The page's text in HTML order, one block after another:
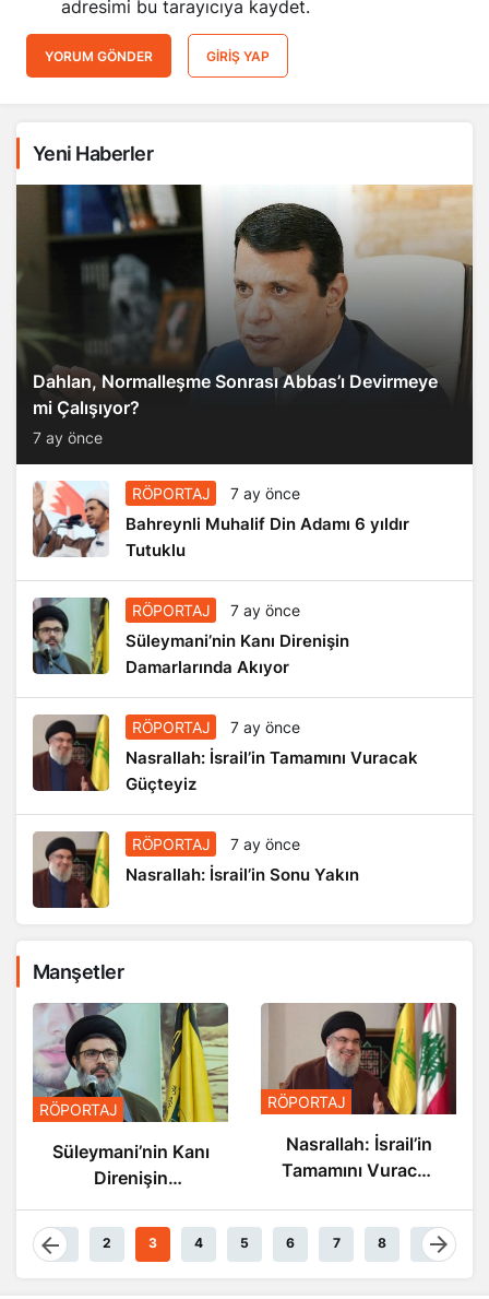
adresimi bu tarayıcıya kaydet.
YORUM GÖNDER GIRIŞ YAP
Yeni Haberler
Dahlan, Normalleşme Sonrası Abbas’ı Devirmeye
mi Çalışıyor?
7 ay önce
RÖPORTAJ 7 ay önce
Bahreynli Muhalif Din Adamı 6 yıldır
Tutuklu
RÖPORTAJ 7 ay önce
Süleymani’nin Kanı Direnişin
Damarlarında Akıyor
RÖPORTAJ 7 ay önce
Nasrallah: İsrail’in Tamamını Vuracak
Güçteyiz
RÖPORTAJ 7 ay önce
Nasrallah: İsrail’in Sonu Yakın
Manşetler
RÖPORTAJ
Süleymani’nin Kanı
Direnişin
Damarlarında
Akıyor
RÖPORTAJ
Nasrallah: İsrail’in
Tamamını Vuracak
1 2 3 4 5 6 7 8 9